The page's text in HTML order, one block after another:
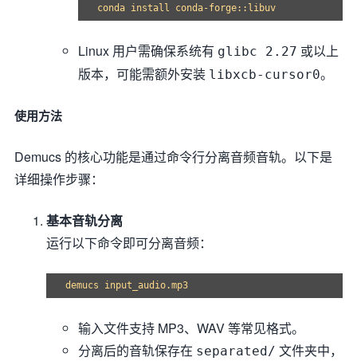
Linux 用户需确保系统有 glibc 2.27 或以上
版本，可能需额外安装 libxcb-cursor0。
使用方法
Demucs 的核心功能是通过命令行分离音频音轨。以下是
详细操作步骤：
基本音轨分离
运行以下命令即可分离音频：
输入文件支持 MP3、WAV 等常见格式。
分离后的音轨保存在 separated/ 文件夹中，